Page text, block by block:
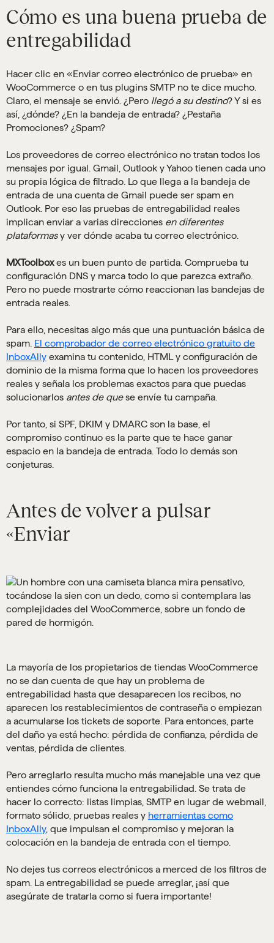
Cómo es una buena prueba de
entregabilidad
Hacer clic en «Enviar correo electrónico de prueba» en
WooCommerce o en tus plugins SMTP no te dice mucho.
Claro, el mensaje se envió. ¿Pero llegó a su destino? Y si es
así, ¿dónde? ¿En la bandeja de entrada? ¿Pestaña
Promociones? ¿Spam?
Los proveedores de correo electrónico no tratan todos los
mensajes por igual. Gmail, Outlook y Yahoo tienen cada uno
su propia lógica de filtrado. Lo que llega a la bandeja de
entrada de una cuenta de Gmail puede ser spam en
Outlook. Por eso las pruebas de entregabilidad reales
implican enviar a varias direcciones en diferentes
plataformasy ver dónde acaba tu correo electrónico.
MXToolboxes un buen punto de partida. Comprueba tu
configuración DNS y marca todo lo que parezca extraño.
Pero no puede mostrarte cómo reaccionan las bandejas de
entrada reales.
Para ello, necesitas algo más que una puntuación básica de
spam. El comprobador de correo electrónico gratuito de
InboxAlly examina tu contenido, HTML y configuración de
dominio de la misma forma que lo hacen los proveedores
reales y señala los problemas exactos para que puedas
solucionarlos antes de quese envíe tu campaña.
Por tanto, si SPF, DKIM y DMARC son la base, el
compromiso continuo es la parte que te hace ganar
espacio en la bandeja de entrada. Todo lo demás son
conjeturas.
Antes de volver a pulsar
«Enviar
La mayoría de los propietarios de tiendas WooCommerce
no se dan cuenta de que hay un problema de
entregabilidad hasta que desaparecen los recibos, no
aparecen los restablecimientos de contraseña o empiezan
a acumularse los tickets de soporte. Para entonces, parte
del daño ya está hecho: pérdida de confianza, pérdida de
ventas, pérdida de clientes.
Pero arreglarlo resulta mucho más manejable una vez que
entiendes cómo funciona la entregabilidad. Se trata de
hacer lo correcto: listas limpias, SMTP en lugar de webmail,
formato sólido, pruebas reales y herramientas como
InboxAlly, que impulsan el compromiso y mejoran la
colocación en la bandeja de entrada con el tiempo.
No dejes tus correos electrónicos a merced de los filtros de
spam. La entregabilidad se puede arreglar, ¡así que
asegúrate de tratarla como si fuera importante!